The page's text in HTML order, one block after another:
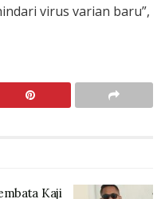
virus varian baru”,
Kaji